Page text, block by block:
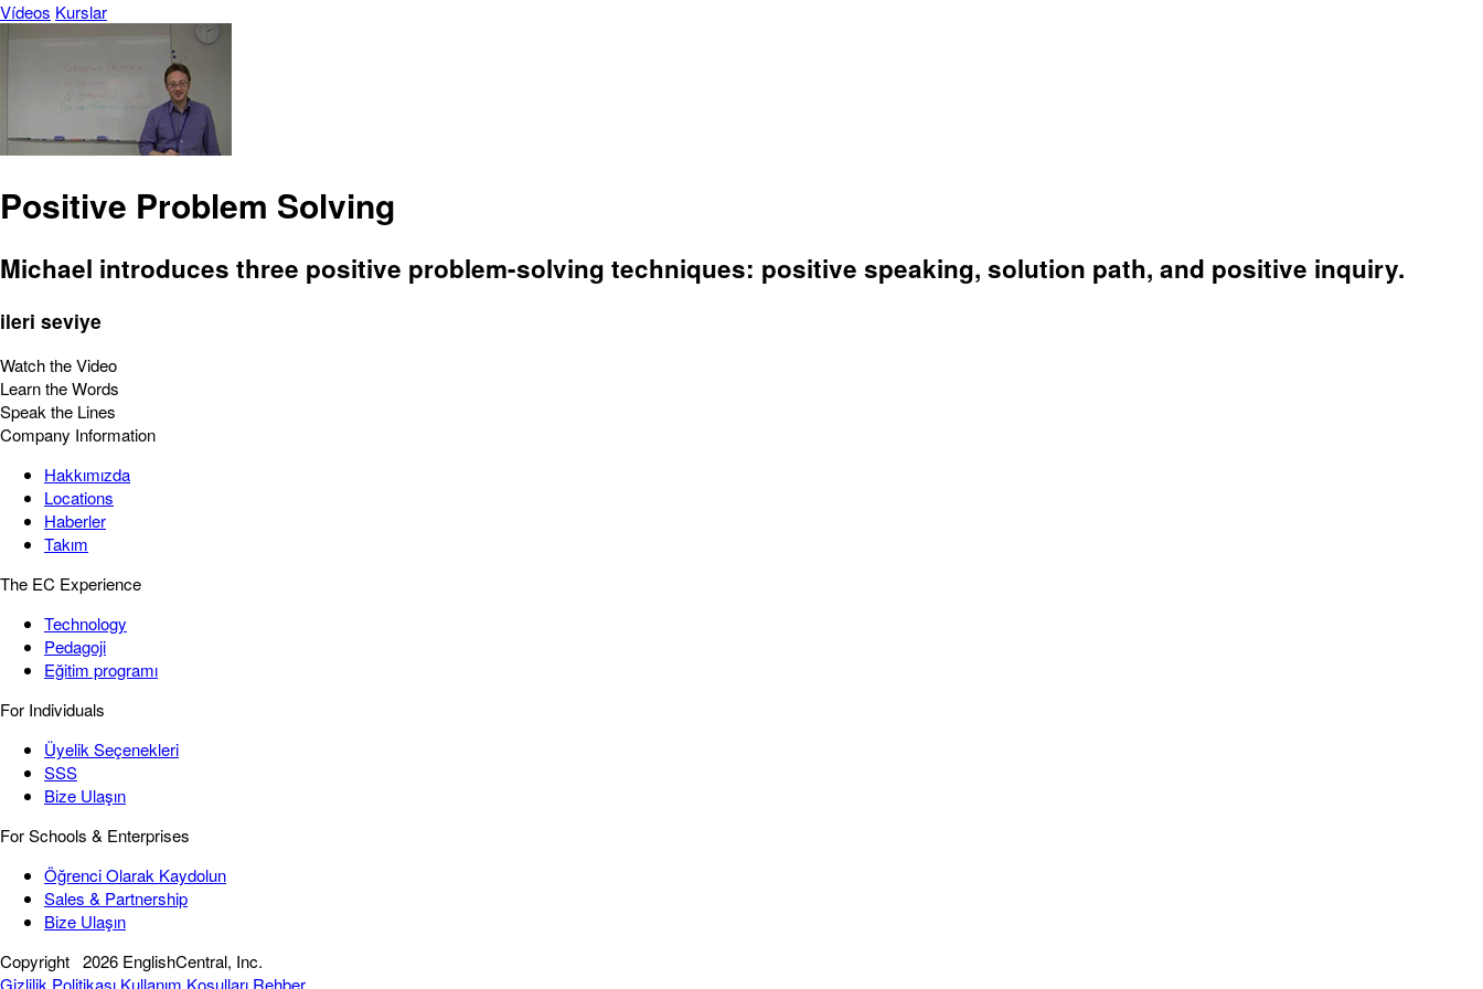
Vídeos Kurslar
Positive Problem Solving
Michael introduces three positive problem-solving techniques: positive speaking, solution path, and positive inquiry.
ileri seviye
Watch the Video
Learn the Words
Speak the Lines
Company Information
Hakkımızda
Locations
Haberler
Takım
The EC Experience
Technology
Pedagoji
Eğitim programı
For Individuals
Üyelik Seçenekleri
SSS
Bize Ulaşın
For Schools & Enterprises
Öğrenci Olarak Kaydolun
Sales & Partnership
Bize Ulaşın
Copyright 2026 EnglishCentral, Inc.